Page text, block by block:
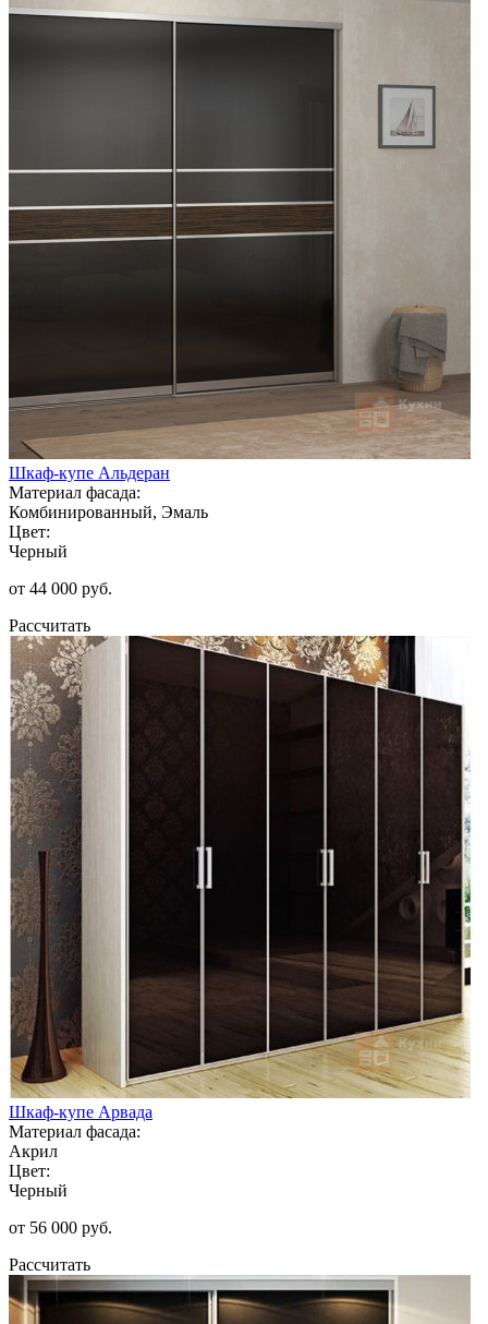
Шкаф-купе Альдеран
Материал фасада:
Комбинированный, Эмаль
Цвет:
Черный
от 44 000 руб.
Рассчитать
Шкаф-купе Арвада
Материал фасада:
Акрил
Цвет:
Черный
от 56 000 руб.
Рассчитать